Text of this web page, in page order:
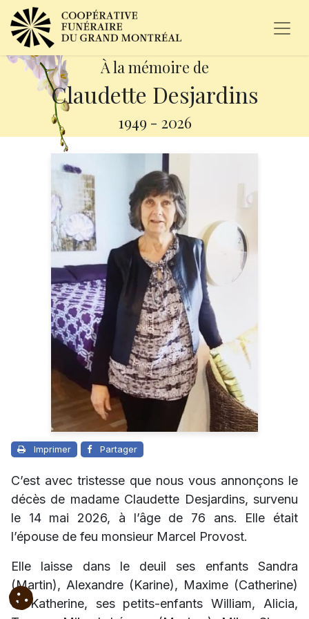
À la mémoire de
Claudette Desjardins
1949 - 2026
Imprimer Partager
C’est avec tristesse que nous vous annonçons le
décès de madame Claudette Desjardins, survenu
le 14 mai 2026, à l’âge de 76 ans. Elle était
l’épouse de feu monsieur Marcel Provost.
Elle laisse dans le deuil ses enfants Sandra
(Martin), Alexandre (Karine), Maxime (Catherine)
et Katherine, ses petits-enfantsWilliam, Alicia,